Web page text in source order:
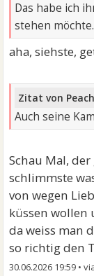
Das habe ich
stehen
aha, siehste,
Zitat von
Auch seine
Schau Mal,
schlimmste
von wegen
küssen wollen
da weiss man
so richtig den
30.06.2026 19:59 •